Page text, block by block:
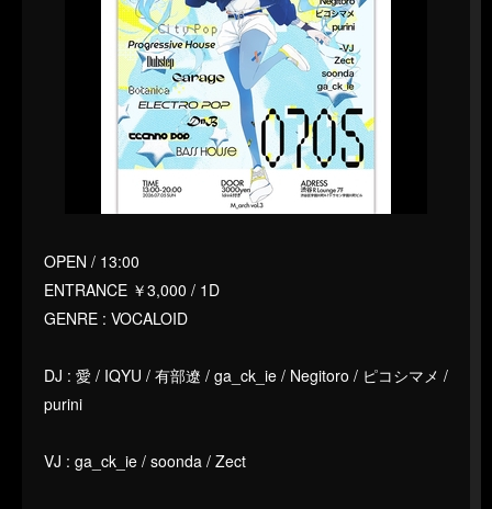
OPEN / 13:00
ENTRANCE ￥3,000 / 1D
GENRE : VOCALOID
DJ : 愛 / IQYU / 有部遼 / ga_ck_ie / Negitoro / ピコシマメ /
purini
VJ : ga_ck_ie / soonda / Zect